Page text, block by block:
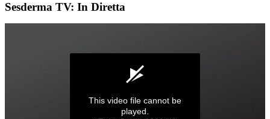
Sesderma TV: In Diretta